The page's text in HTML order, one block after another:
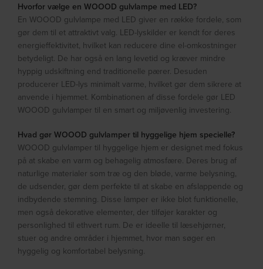
Hvorfor vælge en WOOOD gulvlampe med LED?
En WOOOD gulvlampe med LED giver en række fordele, som
gør dem til et attraktivt valg. LED-lyskilder er kendt for deres
energieffektivitet, hvilket kan reducere dine el-omkostninger
betydeligt. De har også en lang levetid og kræver mindre
hyppig udskiftning end traditionelle pærer. Desuden
producerer LED-lys minimalt varme, hvilket gør dem sikrere at
anvende i hjemmet. Kombinationen af disse fordele gør LED
WOOOD gulvlamper til en smart og miljøvenlig investering.
Hvad gør WOOOD gulvlamper til hyggelige hjem specielle?
WOOOD gulvlamper til hyggelige hjem er designet med fokus
på at skabe en varm og behagelig atmosfære. Deres brug af
naturlige materialer som træ og den bløde, varme belysning,
de udsender, gør dem perfekte til at skabe en afslappende og
indbydende stemning. Disse lamper er ikke blot funktionelle,
men også dekorative elementer, der tilføjer karakter og
personlighed til ethvert rum. De er ideelle til læsehjørner,
stuer og andre områder i hjemmet, hvor man søger en
hyggelig og komfortabel belysning.